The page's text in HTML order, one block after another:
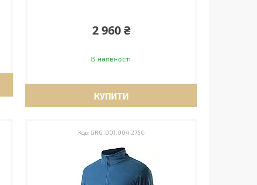
2 960 ₴
В наявності
КУПИТИ
GRG_001.004.2756